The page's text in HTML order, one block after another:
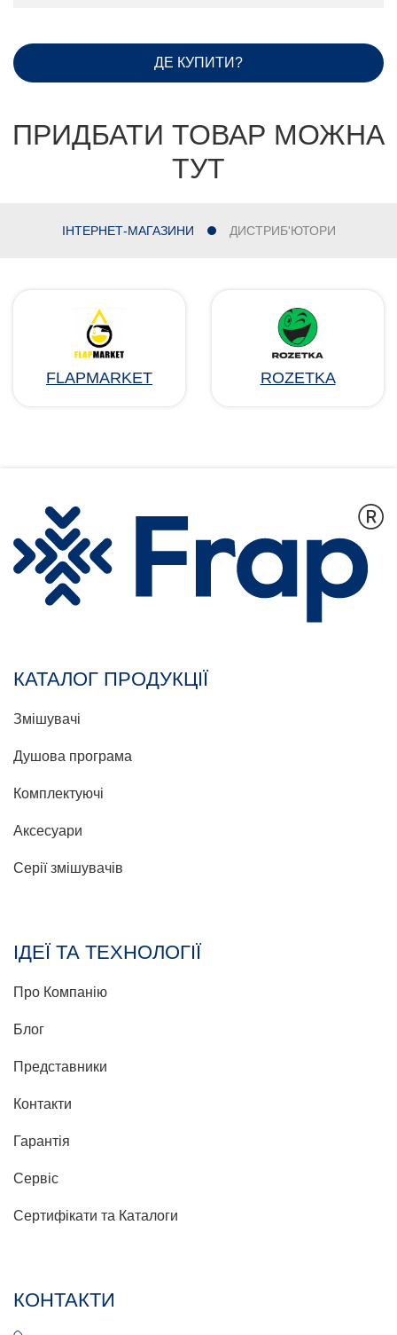
ДЕ КУПИТИ?
ПРИДБАТИ ТОВАР МОЖНА
ТУТ
ІНТЕРНЕТ-МАГАЗИНИ ДИСТРИБ'ЮТОРИ
FLAPMARKET ROZETKA
КАТАЛОГ ПРОДУКЦІЇ
Змішувачі
Душова програма
Комплектуючі
Аксесуари
Серії змішувачів
ІДЕЇ ТА ТЕХНОЛОГІЇ
Про Компанію
Блог
Представники
Контакти
Гарантія
Сервіс
Сертифікати та Каталоги
КОНТАКТИ